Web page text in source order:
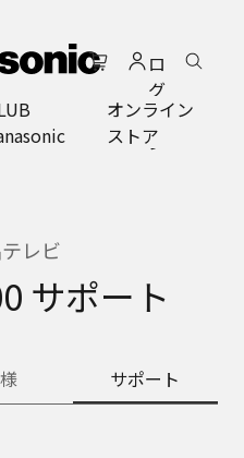
ロ
グ
イ
ン
オンライン
ストア
レビ
サポート
サポート